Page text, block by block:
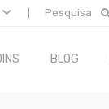
Pesquisa
BLOG